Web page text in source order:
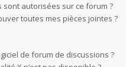
sont autorisées sur ce forum ?
toutes mes pièces jointes ?
de forum de discussions ?